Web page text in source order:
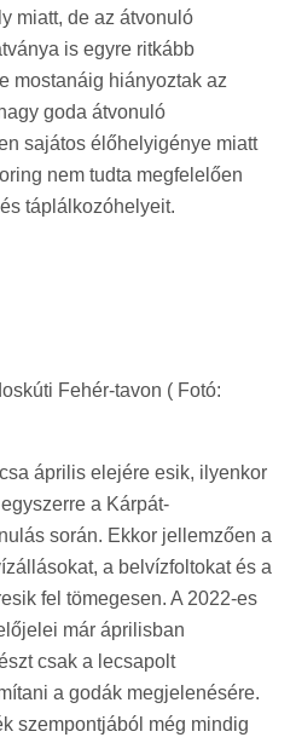
miatt, de az átvonuló
is egyre ritkább
mostanáig hiányoztak az
goda átvonuló
sajátos élőhelyigénye miatt
nem tudta megfelelően
táplálkozóhelyeit.
Fehér-tavon ( Fotó:
április elejére esik, ilyenkor
a Kárpát-
során. Ekkor jellemzően a
a belvízfoltokat és a
fel tömegesen. A 2022-es
már áprilisban
csak a lecsapolt
a godák megjelenésére.
szempontjából még mindig